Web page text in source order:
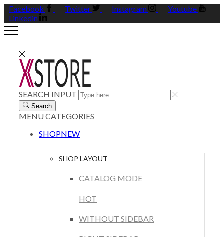
Facebook Twitter Instagram
Youtube
Linkedin
SEARCH INPUT
Search
MENUCATEGORIES
SHOPNEW
SHOP LAYOUT
CATALOG MODE
HOT
WITHOUT SIDEBAR